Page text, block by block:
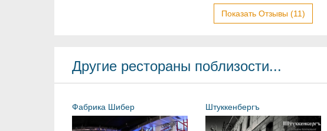
Показать Отзывы (11)
Другие рестораны поблизости...
Фабрика Шибер Штуккенбергъ